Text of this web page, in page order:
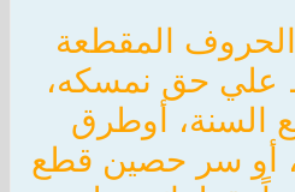
المقطعة
علي حق نمسكه،
أوطرق
أو سر حصين قطع